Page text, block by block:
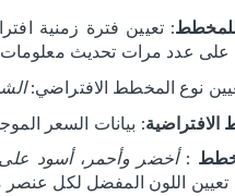
للمخطط: تعيين فترة زمنية
عدد مرات تحديث
نوع المخطط الافتراضي:
: بيانات السعر
: أخضر وأحمر ، أسود
تعيين اللون المفضل لكل